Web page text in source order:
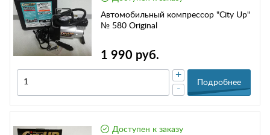
Автомобильный компрессор "City Up"
№ 580 Original
1 990 руб.
-
+
Подробнее
Доступен к заказу